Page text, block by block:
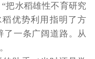
把水稻雄性不育研究
优势利用指明了方
了一条广阔道路。从